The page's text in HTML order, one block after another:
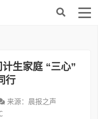
生家庭 “三心”
行
来源：晨报之声